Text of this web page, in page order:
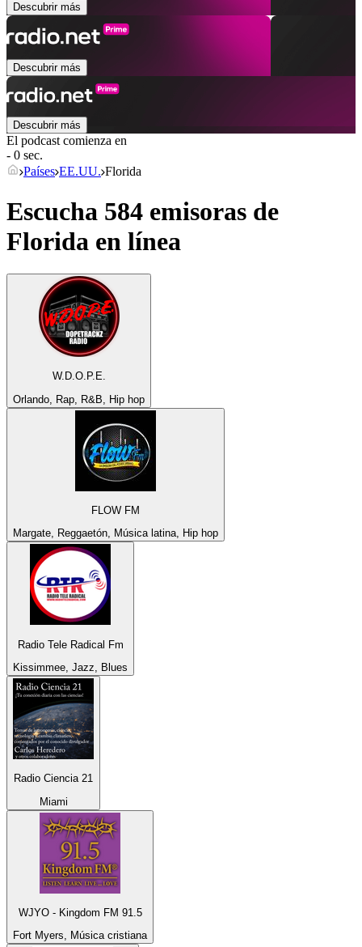
Descubrir más
Descubrir más
Descubrir más
El podcast comienza en
- 0 sec.
Países EE.UU. Florida
Escucha 584 emisoras de
Florida en línea
W.D.O.P.E.
Orlando, Rap, R&B, Hip hop
FLOW FM
Margate, Reggaetón, Música latina, Hip hop
Radio Tele Radical Fm
Kissimmee, Jazz, Blues
Radio Ciencia 21
Miami
WJYO - Kingdom FM 91.5
Fort Myers, Música cristiana